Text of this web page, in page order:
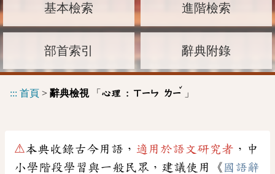
基本檢索 進階檢索
部首索引 辭典附錄
::: 首頁 > 辭典檢視「 心理 : ㄒㄧㄣ ㄌㄧ
ˇ
」
⚠本典收錄古今用語， 適用於語文研究者 ，中
小學階段學習與一般民眾，建議使用《 國語辭